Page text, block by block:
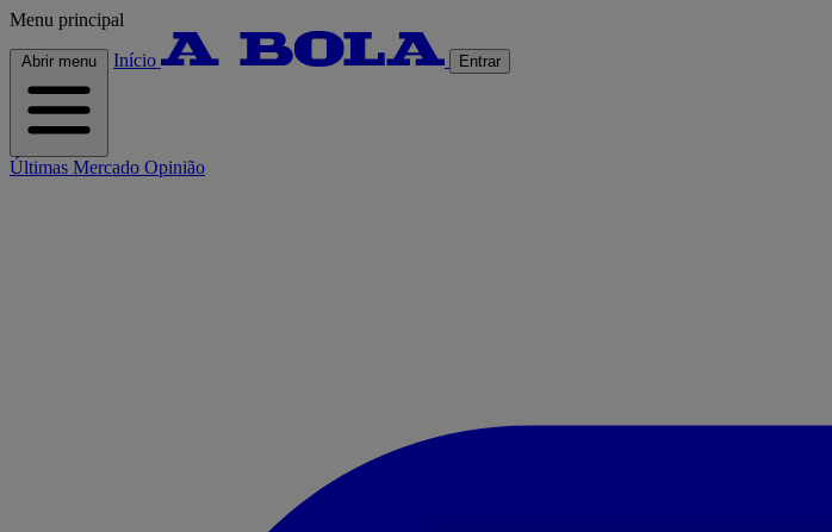
Menu principal
Abrir menu Início Entrar
Últimas Mercado Opinião